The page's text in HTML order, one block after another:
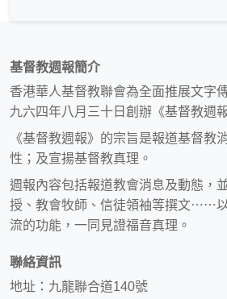
基督教週報簡介
香港華人基督教聯會為全面推展文字
九六四年八月三十日創辦《基督教週
《基督教週報》的宗旨是報道基督教
性；及宣揚基督教真理。
週報內容包括報道教會消息及動態，
授、教會牧師、信徒領袖等撰文⋯⋯
流的功能，一同見證福音真理。
聯絡資訊
地址：九龍聯合道140號